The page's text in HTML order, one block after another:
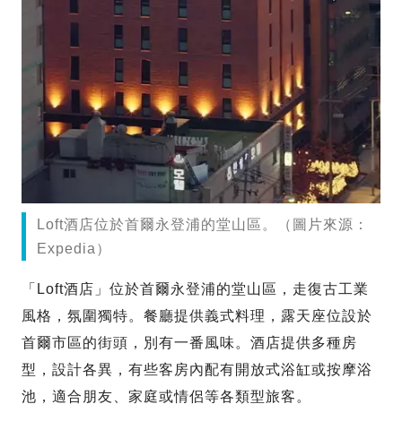
Loft酒店位於首爾永登浦的堂山區。（圖片來源：
Expedia）
「Loft酒店」位於首爾永登浦的堂山區，走復古工業
風格，氛圍獨特。餐廳提供義式料理，露天座位設於
首爾市區的街頭，別有一番風味。酒店提供多種房
型，設計各異，有些客房內配有開放式浴缸或按摩浴
池，適合朋友、家庭或情侶等各類型旅客。